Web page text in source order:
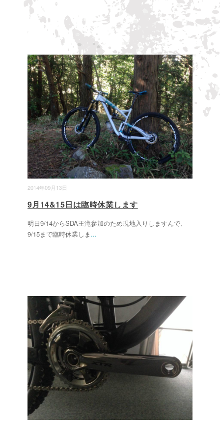
2014年09月13日
9月14&15日は臨時休業します
明日9/14からSDA王滝参加のため現地入りしますんで、
9/15まで臨時休業しま ...